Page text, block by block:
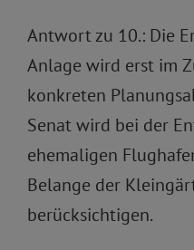
Antwort zu 10.: Die
Anlage wird erst im
konkreten
Senat wird bei der
ehemaligen
Belange der
berücksichtigen.